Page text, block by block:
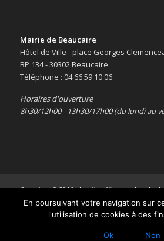
Mairie de Beaucaire
Hôtel de Ville - place Georges
BP 134 - 30302 Beaucaire
Téléphone : 04 66 59 10 06
Horaires d'ouverture
8h30/12h00 - 13h30/17h00 (du lundi au
Copyright © 2016 -Le site officiel de la ville
légales
En poursuivant votre navigation sur
l'utilisation de cookies à des
Ok Non